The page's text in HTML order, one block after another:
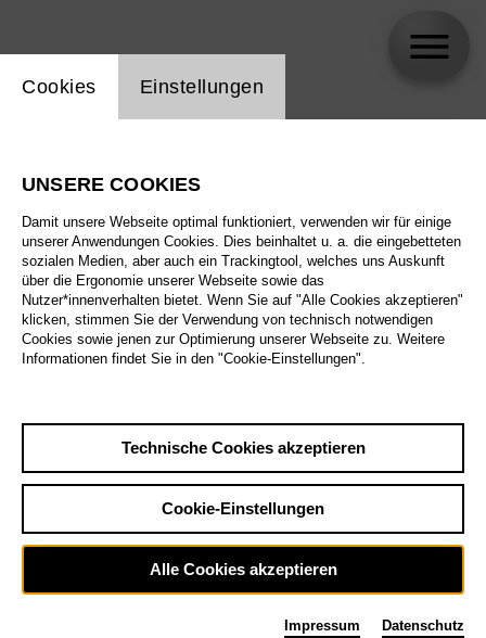
Alle Sparten
Alle Spielstätten
Alle Merkmale
Sa29.8.
Großes Haus
12:00 Eröffnungswochenende
Einstellung Website Cookie
Cookies Einstellungen
UNSERE COOKIES
Damit unsere Webseite optimal funktioniert, verwenden wir für einige
unserer Anwendungen Cookies. Dies beinhaltet u. a. die eingebetteten
sozialen Medien, aber auch ein Trackingtool, welches uns Auskunft
über die Ergonomie unserer Webseite sowie das
Nutzer*innenverhalten bietet. Wenn Sie auf "Alle Cookies akzeptieren"
klicken, stimmen Sie der Verwendung von technisch notwendigen
Cookies sowie jenen zur Optimierung unserer Webseite zu. Weitere
Informationen findet Sie in den "Cookie-Einstellungen".
Technische Cookies akzeptieren
Cookie-Einstellungen
Alle Cookies akzeptieren
Impressum Datenschutz